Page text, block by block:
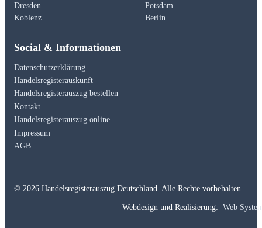
Dresden
Potsdam
Koblenz
Berlin
Social & Informationen
Datenschutzerklärung
Handelsregisterauskunft
Handelsregisterauszug bestellen
Kontakt
Handelsregisterauszug online
Impressum
AGB
© 2026 Handelsregisterauszug Deutschland. Alle Rechte vorbehalten.
Webdesign und Realisierung: Web